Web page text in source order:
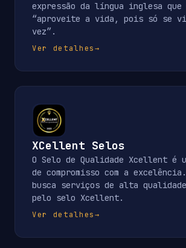
expressão da língua inglesa
“aproveite a vida, pois só se
vez”.
Ver detalhes→
XCellent Selos
O Selo de Qualidade Xcellent é
de compromisso com a
busca serviços de alta
pelo selo Xcellent.
Ver detalhes→